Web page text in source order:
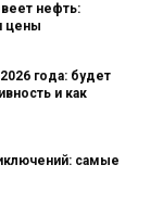
нефть:
цены
года: будет
и как
самые